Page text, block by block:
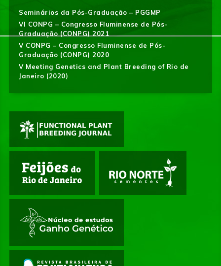
Seminários da Pós-Graduação – PGGMP
VI CONPG – Congresso Fluminense de Pós-
Graduação (CONPG) 2021
V CONPG – Congresso Fluminense de Pós-
Graduação (CONPG) 2020
V Meeting Genetics and Plant Breeding of Rio de
Janeiro (2020)